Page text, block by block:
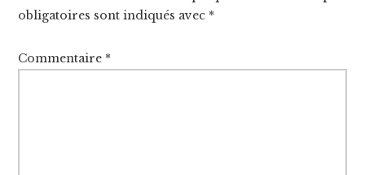
obligatoires sont indiqués avec *
Commentaire *